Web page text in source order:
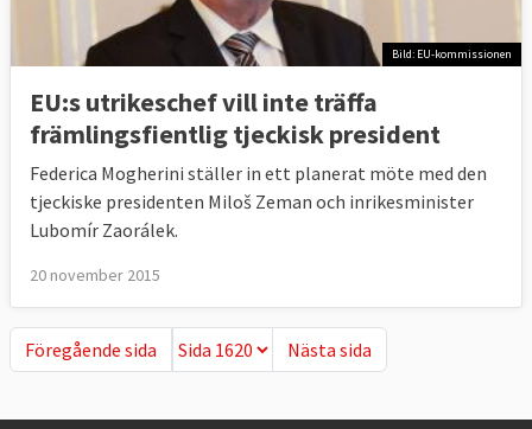
Bild: EU-kommissionen
EU:s utrikeschef vill inte träffa
främlingsfientlig tjeckisk president
Federica Mogherini ställer in ett planerat möte med den
tjeckiske presidenten Miloš Zeman och inrikesminister
Lubomír Zaorálek.
20 november 2015
Föregående sida
Föregående sida Nästa sida
Nästa sida